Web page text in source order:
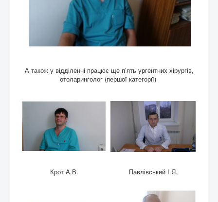
А також у відділенні працює ще п’ять ургентних хірургів,
отоларинголог (першої категорії)
Крот А.В. Павлівський І.Я.